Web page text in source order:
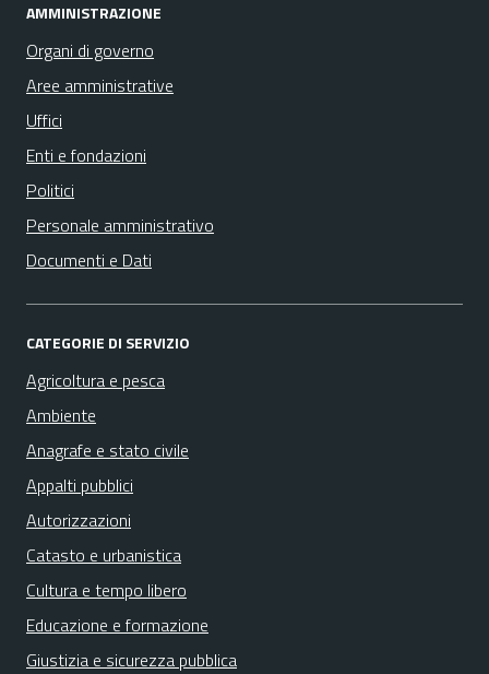
AMMINISTRAZIONE
Organi di governo
Aree amministrative
Uffici
Enti e fondazioni
Politici
Personale amministrativo
Documenti e Dati
CATEGORIE DI SERVIZIO
Agricoltura e pesca
Ambiente
Anagrafe e stato civile
Appalti pubblici
Autorizzazioni
Catasto e urbanistica
Cultura e tempo libero
Educazione e formazione
Giustizia e sicurezza pubblica